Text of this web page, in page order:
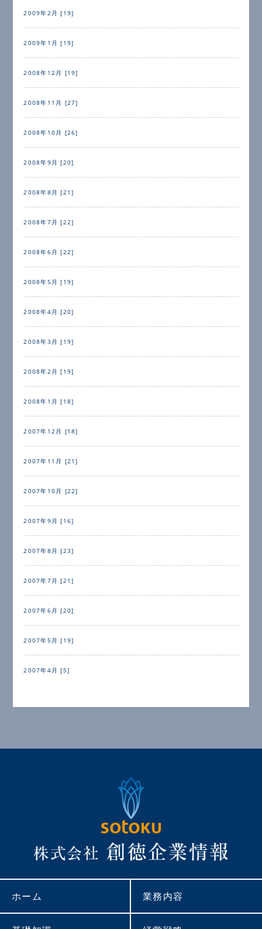
2009年2月 [19]
2009年1月 [19]
2008年12月 [19]
2008年11月 [27]
2008年10月 [26]
2008年9月 [20]
2008年8月 [21]
2008年7月 [22]
2008年6月 [22]
2008年5月 [19]
2008年4月 [20]
2008年3月 [19]
2008年2月 [19]
2008年1月 [18]
2007年12月 [18]
2007年11月 [21]
2007年10月 [22]
2007年9月 [16]
2007年8月 [23]
2007年7月 [21]
2007年6月 [20]
2007年5月 [19]
2007年4月 [5]
ホーム 業務内容